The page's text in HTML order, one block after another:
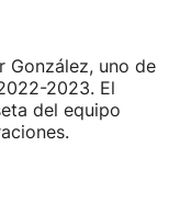
González, uno de
2023. El
del equipo